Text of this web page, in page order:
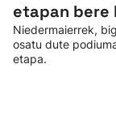
etapan bere
Niedermaierrek,
osatu dute
etapa.